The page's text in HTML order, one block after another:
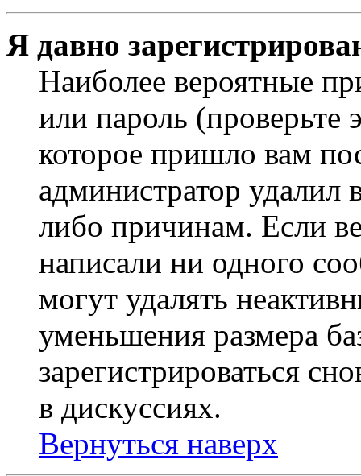
Я давно
Наиболее вероятные
или пароль (проверьте
которое пришло вам
администратор
либо причинам. Если
написали ни одного
могут удалять
уменьшения размера
зарегистрироваться
в дискуссиях.
Вернуться наверх